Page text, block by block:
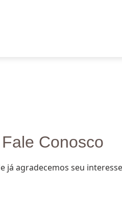
Fale Conosco
já agradecemos seu